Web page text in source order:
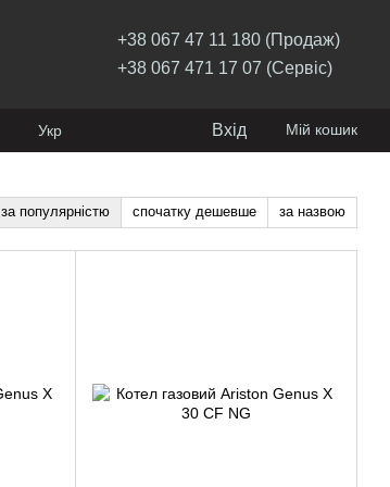
+38 067 47 11 180 (Продаж)
+38 067 471 17 07 (Сервіс)
Укр Вхід Мій кошик
за популярністю спочатку дешевше за назвою